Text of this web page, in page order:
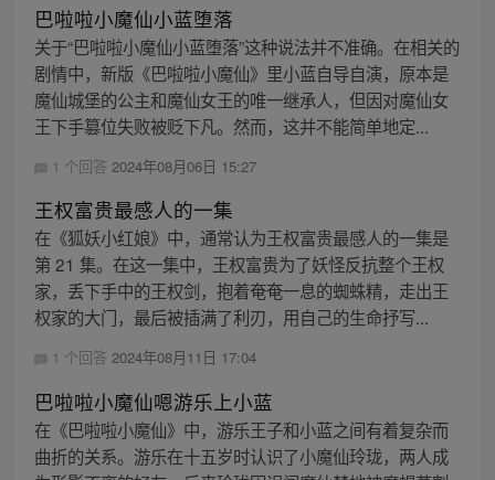
巴啦啦小魔仙小蓝堕落
关于“巴啦啦小魔仙小蓝堕落”这种说法并不准确。在相关的
剧情中，新版《巴啦啦小魔仙》里小蓝自导自演，原本是
魔仙城堡的公主和魔仙女王的唯一继承人，但因对魔仙女
王下手篡位失败被贬下凡。然而，这并不能简单地定...
1 个回答 2024年08月06日 15:27
王权富贵最感人的一集
在《狐妖小红娘》中，通常认为王权富贵最感人的一集是
第 21 集。在这一集中，王权富贵为了妖怪反抗整个王权
家，丢下手中的王权剑，抱着奄奄一息的蜘蛛精，走出王
权家的大门，最后被插满了利刃，用自己的生命抒写...
1 个回答 2024年08月11日 17:04
巴啦啦小魔仙嗯游乐上小蓝
在《巴啦啦小魔仙》中，游乐王子和小蓝之间有着复杂而
曲折的关系。游乐在十五岁时认识了小魔仙玲珑，两人成